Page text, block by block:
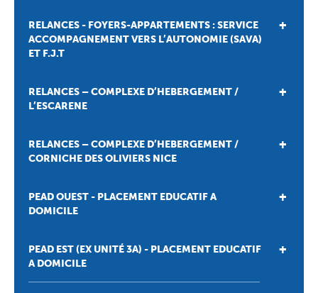
RELANCES - FOYERS-APPARTEMENTS : SERVICE
ACCOMPAGNEMENT VERS L’AUTONOMIE (SAVA)
ET F.J.T
RELANCES – COMPLEXE D’HEBERGEMENT /
L’ESCARENE
RELANCES – COMPLEXE D’HEBERGEMENT /
CORNICHE DES OLIVIERS NICE
PEAD OUEST - PLACEMENT EDUCATIF A
DOMICILE
PEAD EST (EX UNITÉ 3A) - PLACEMENT EDUCATIF
A DOMICILE